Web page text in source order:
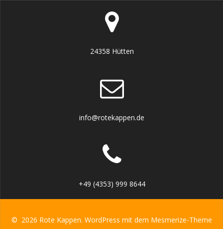
24358 Hütten
info@rotekappen.de
+49 (4353) 999 8644
© 2026 Rote Kappen. WordPress mit dem Mesmerize-Theme